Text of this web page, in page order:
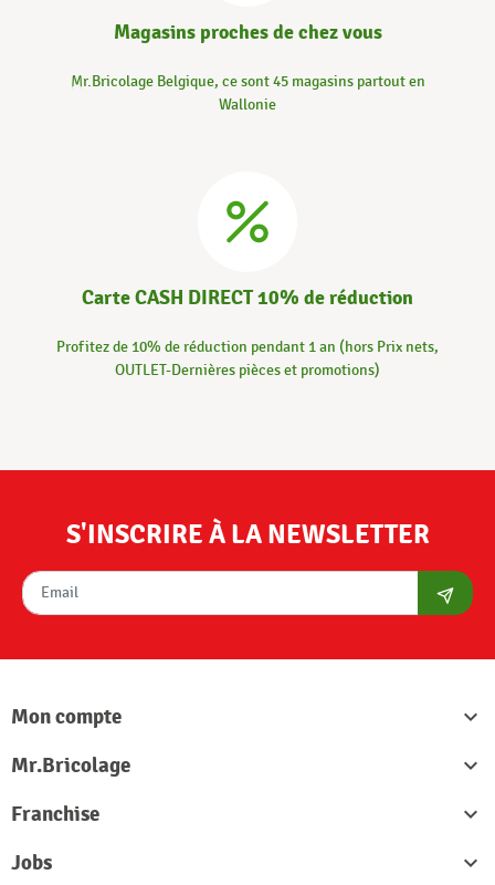
Magasins proches de chez vous
Mr.Bricolage Belgique, ce sont 45 magasins partout en
Wallonie
Carte CASH DIRECT 10% de réduction
Profitez de 10% de réduction pendant 1 an (hors Prix nets,
OUTLET-Dernières pièces et promotions)
S'INSCRIRE À LA NEWSLETTER
Mon compte

Mr.Bricolage

Franchise

Jobs
